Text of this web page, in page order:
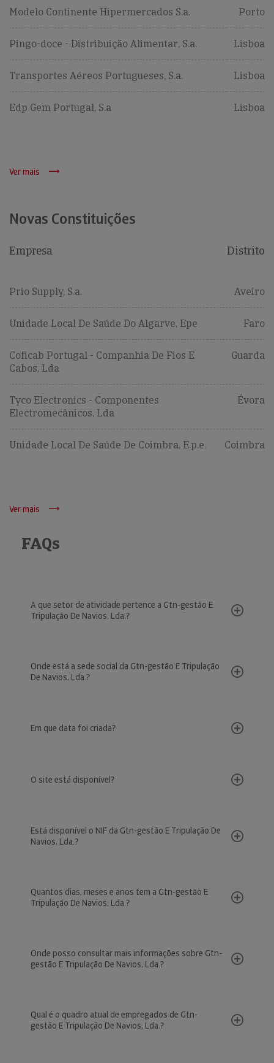
Modelo Continente Hipermercados S.a. Porto
Pingo-doce - Distribuição Alimentar, S.a. Lisboa
Transportes Aéreos Portugueses, S.a. Lisboa
Edp Gem Portugal, S.a Lisboa
Ver mais
Novas Constituições
Empresa Distrito
Prio Supply, S.a. Aveiro
Unidade Local De Saúde Do Algarve, Epe Faro
Coficab Portugal - Companhia De Fios E
Cabos, Lda
Guarda
Tyco Electronics - Componentes
Electromecânicos, Lda
Évora
Unidade Local De Saúde De Coimbra, E.p.e. Coimbra
Ver mais
FAQs
A que setor de atividade pertence a Gtn-gestão E
Tripulação De Navios, Lda.?
Onde está a sede social da Gtn-gestão E Tripulação
De Navios, Lda.?
Em que data foi criada?
O site está disponível?
Está disponível o NIF da Gtn-gestão E Tripulação De
Navios, Lda.?
Quantos dias, meses e anos tem a Gtn-gestão E
Tripulação De Navios, Lda.?
Onde posso consultar mais informações sobre Gtn-
gestão E Tripulação De Navios, Lda.?
Qual é o quadro atual de empregados de Gtn-
gestão E Tripulação De Navios, Lda.?